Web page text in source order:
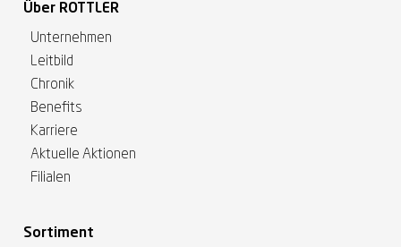
Über ROTTLER
Unternehmen
Leitbild
Chronik
Benefits
Karriere
Aktuelle Aktionen
Filialen
Sortiment